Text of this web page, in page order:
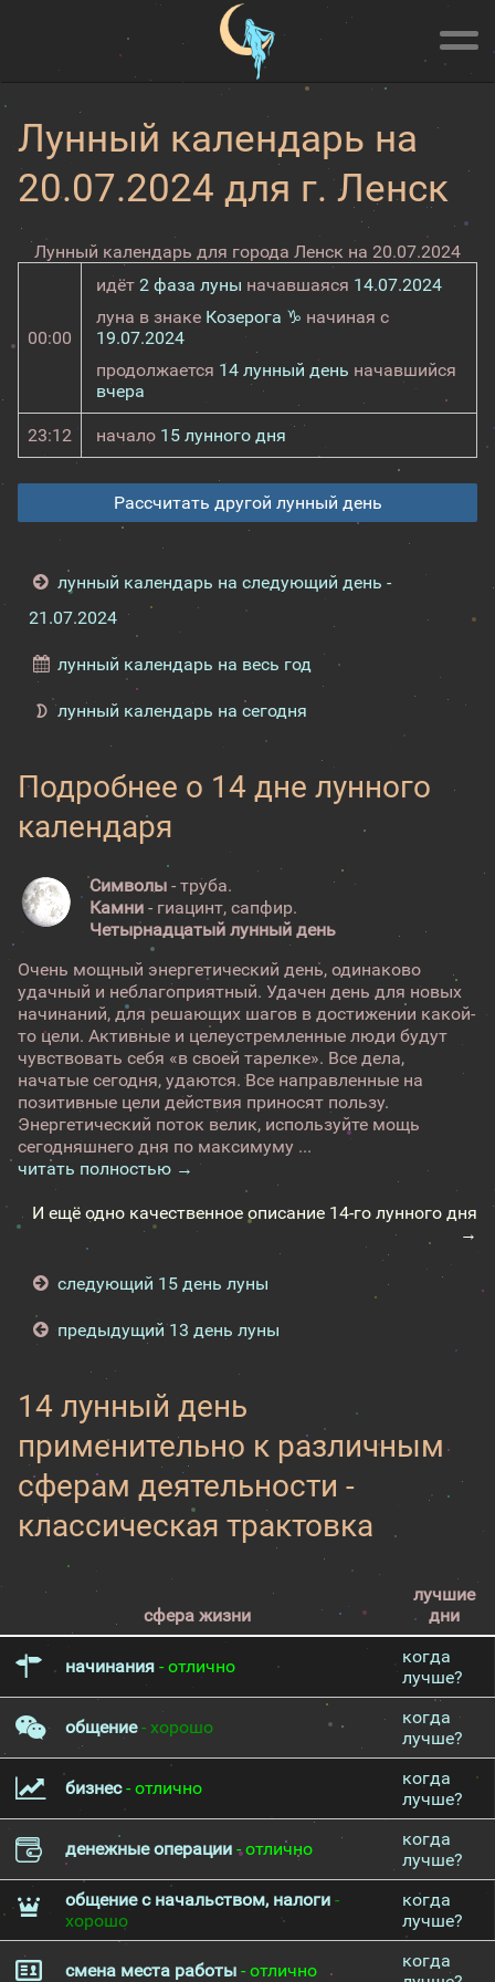
Лунный календарь на
20.07.2024 для г. Ленск
Лунный календарь для города Ленск на 20.07.2024
00:00
идёт 2 фаза луны начавшаяся 14.07.2024
луна в знаке Козерога ♑ начиная с
19.07.2024
продолжается 14 лунный день начавшийся
вчера
23:12 начало 15 лунного дня
Рассчитать другой лунный день
лунный календарь на следующий день -
21.07.2024
лунный календарь на весь год
лунный календарь на сегодня
Подробнее о 14 дне лунного
календаря
Символы - труба.
Камни - гиацинт, сапфир.
Четырнадцатый лунный день
Очень мощный энергетический день, одинаково
удачный и неблагоприятный. Удачен день для новых
начинаний, для решающих шагов в достижении какой-
то цели. Активные и целеустремленные люди будут
чувствовать себя «в своей тарелке». Все дела,
начатые сегодня, удаются. Все направленные на
позитивные цели действия приносят пользу.
Энергетический поток велик, используйте мощь
сегодняшнего дня по максимуму ...
читать полностью →
И ещё одно качественное описание 14-го лунного дня
→
следующий 15 день луны
предыдущий 13 день луны
14 лунный день
применительно к различным
сферам деятельности -
классическая трактовка
сфера жизни
лучшие
дни
начинания - отлично
когда
лучше?
общение- хорошо
когда
лучше?
бизнес- отлично
когда
лучше?
денежные операции - отлично
когда
лучше?
общение с начальством, налоги -
хорошо
когда
лучше?
смена места работы - отлично
когда